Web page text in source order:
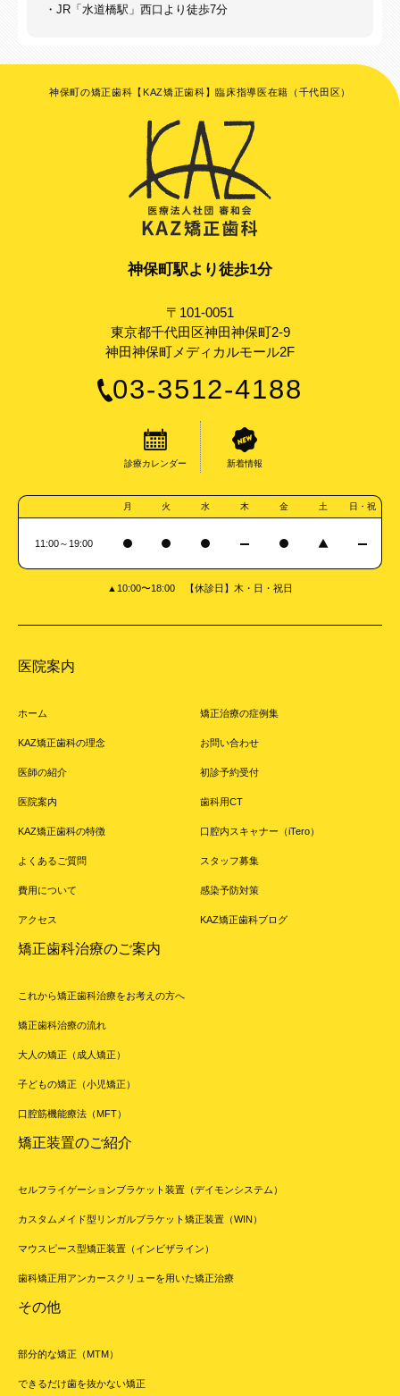
・JR「水道橋駅」西口より徒歩7分
神保町の矯正歯科【KAZ矯正歯科】臨床指導医在籍（千代田区）
神保町駅より徒歩1分
〒101-0051
東京都千代田区神田神保町2-9
神田神保町メディカルモール2F
03-3512-4188
診療カレンダー 新着情報
月 火 水 木 金 土 日・祝
11:00～19:00
▲10:00〜18:00 【休診日】木・日・祝日
医院案内
ホーム
KAZ矯正歯科の理念
医師の紹介
医院案内
KAZ矯正歯科の特徴
よくあるご質問
費用について
アクセス
矯正治療の症例集
お問い合わせ
初診予約受付
歯科用CT
口腔内スキャナー（iTero）
スタッフ募集
感染予防対策
KAZ矯正歯科ブログ
矯正歯科治療のご案内
これから矯正歯科治療をお考えの方へ
矯正歯科治療の流れ
大人の矯正（成人矯正）
子どもの矯正（小児矯正）
口腔筋機能療法（MFT）
矯正装置のご紹介
セルフライゲーションブラケット装置（デイモンシステム）
カスタムメイド型リンガルブラケット矯正装置（WIN）
マウスピース型矯正装置（インビザライン）
歯科矯正用アンカースクリューを用いた矯正治療
その他
部分的な矯正（MTM）
できるだけ歯を抜かない矯正